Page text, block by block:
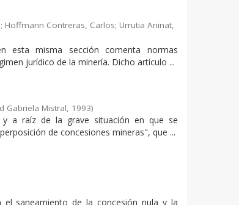
; Hoffmann Contreras, Carlos; Urrutia Aninat,
esta misma sección comenta normas
jurídico de la minería. Dicho artículo ...
Gabriela Mistral, 1993)
a raíz de la grave situación en que se
de concesiones mineras", que ...
el saneamiento de la concesión nula y la